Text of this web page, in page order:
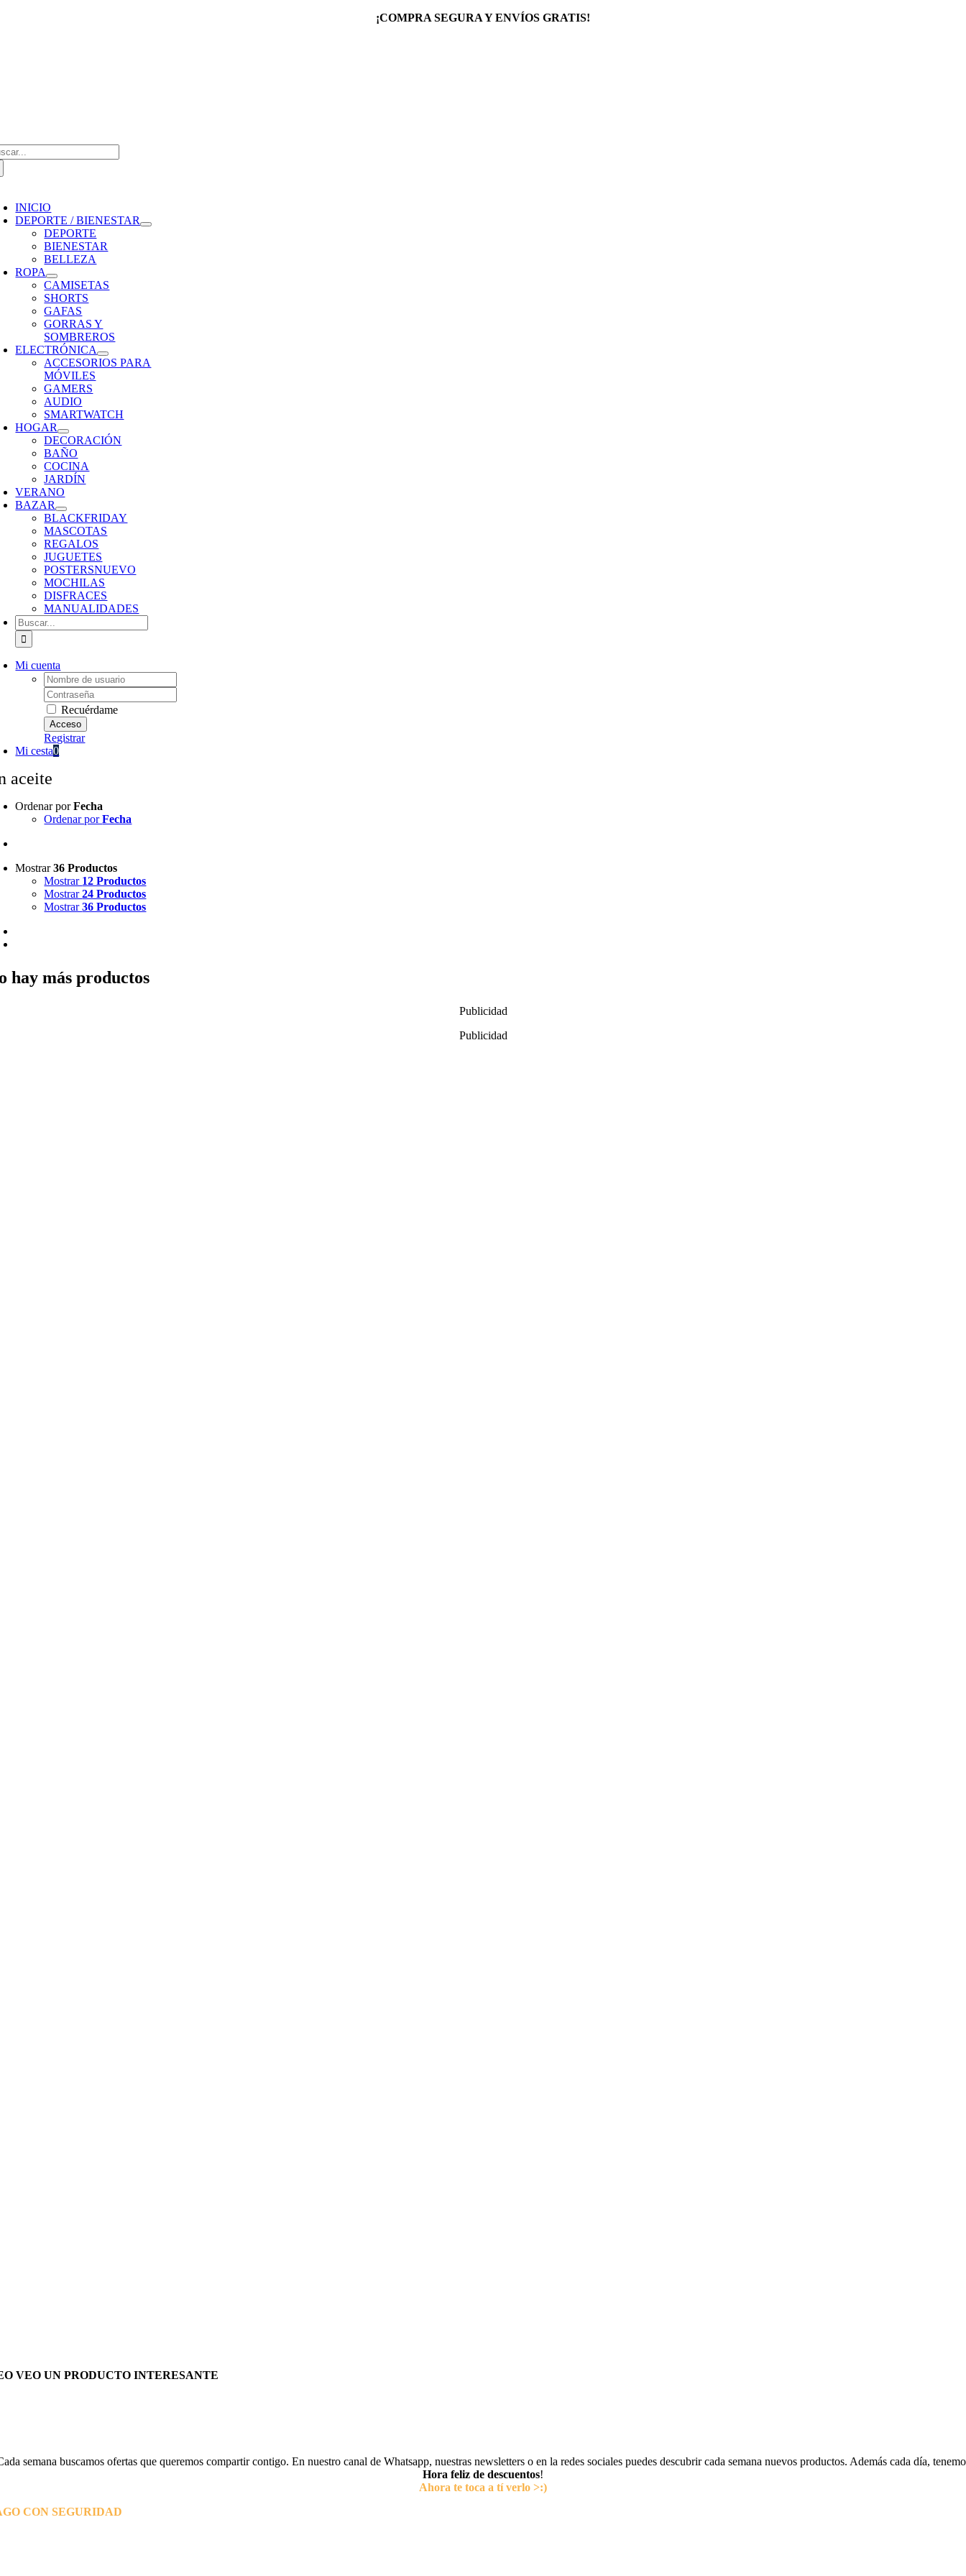
¡COMPRA SEGURA Y ENVÍOS GRATIS!
INICIO
DEPORTE / BIENESTAR
DEPORTE
BIENESTAR
BELLEZA
ROPA
CAMISETAS
SHORTS
GAFAS
GORRAS Y
SOMBREROS
ELECTRÓNICA
ACCESORIOS PARA
MÓVILES
GAMERS
AUDIO
SMARTWATCH
HOGAR
DECORACIÓN
BAÑO
COCINA
JARDÍN
VERANO
BAZAR
BLACKFRIDAY
MASCOTAS
REGALOS
JUGUETES
POSTERSNUEVO
MOCHILAS
DISFRACES
MANUALIDADES
Buscar:
Mi cuenta
Username:
Password:
Recuérdame
Registrar
Mi cesta0
aceite
Ordenar porFecha
Ordenar porFecha
Mostrar36 Productos
Mostrar 12 Productos
Mostrar24 Productos
Mostrar36 Productos
hay más productos
Publicidad
Publicidad
VEO UN PRODUCTO INTERESANTE
semana buscamos ofertas que queremos compartir contigo. En nuestro canal de Whatsapp, nuestras newsletters o en la redes sociales puedes descubrir cada semana nuevos productos. Además cada día,
Hora feliz de descuentos!
Ahora te toca a tí verlo >:)
CON SEGURIDAD